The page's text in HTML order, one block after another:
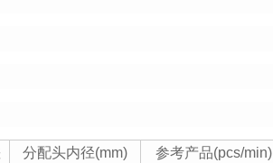
分配头内径(mm) 参考产品(pcs/min)